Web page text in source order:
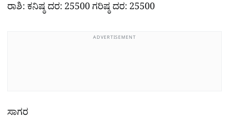
ರಾಶಿ: ಕನಿಷ್ಠ ದರ: 25500 ಗರಿಷ್ಠ ದರ: 25500
ADVERTISEMENT
ಸಾಗರ